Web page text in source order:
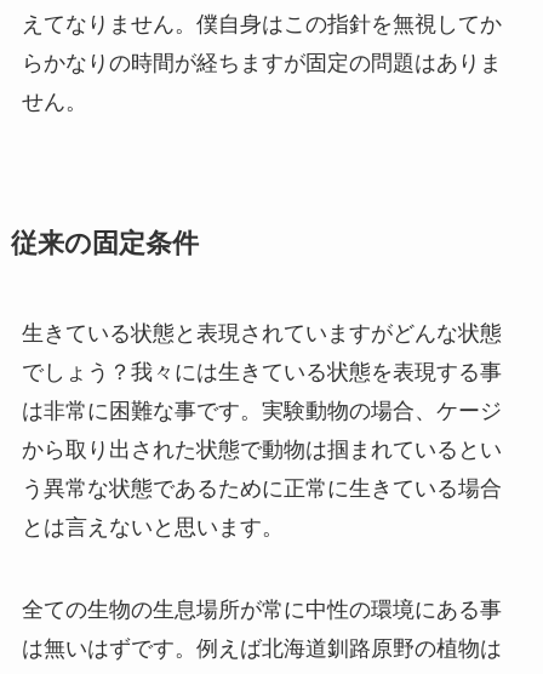
えてなりません。僕自身はこの指針を無視してか
らかなりの時間が経ちますが固定の問題はありま
せん。
従来の固定条件
生きている状態と表現されていますがどんな状態
でしょう？我々には生きている状態を表現する事
は非常に困難な事です。実験動物の場合、ケージ
から取り出された状態で動物は掴まれているとい
う異常な状態であるために正常に生きている場合
とは言えないと思います。
全ての生物の生息場所が常に中性の環境にある事
は無いはずです。例えば北海道釧路原野の植物は